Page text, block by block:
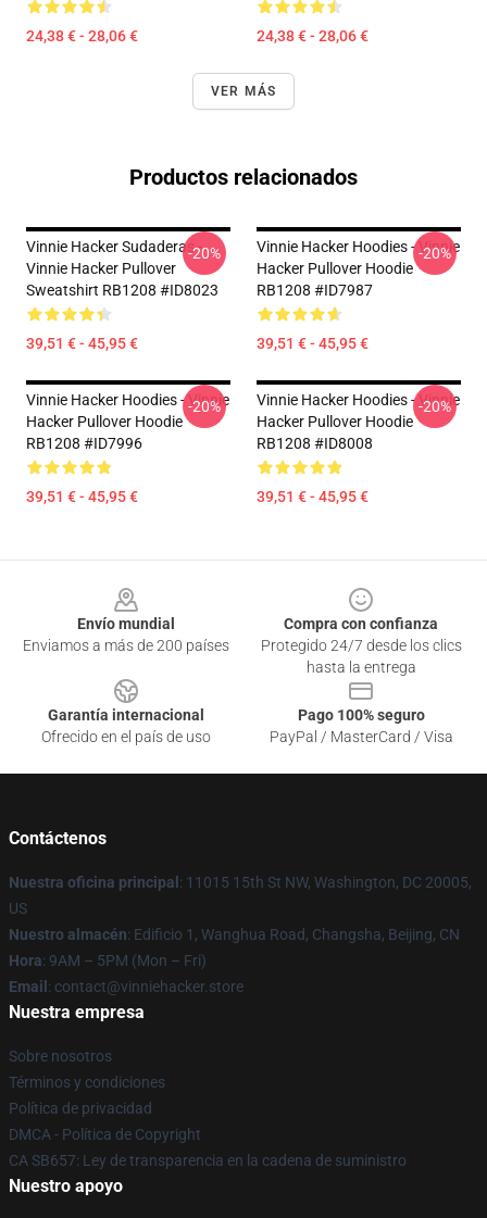
24,38 € - 28,06 € 24,38 € - 28,06 €
VER MÁS
Productos relacionados
Vinnie Hacker Sudaderas -
Vinnie Hacker Pullover
Sweatshirt RB1208 #ID8023
39,51 € - 45,95 €
-20%
Vinnie Hacker Hoodies - Vinnie
Hacker Pullover Hoodie
RB1208 #ID7987
39,51 € - 45,95 €
-20%
Vinnie Hacker Hoodies - Vinnie
Hacker Pullover Hoodie
RB1208 #ID7996
39,51 € - 45,95 €
-20%
Vinnie Hacker Hoodies - Vinnie
Hacker Pullover Hoodie
RB1208 #ID8008
39,51 € - 45,95 €
-20%
Envío mundial
Enviamos a más de 200 países
Compra con confianza
Protegido 24/7 desde los clics
hasta la entrega
Garantía internacional
Ofrecido en el país de uso
Pago 100% seguro
PayPal / MasterCard / Visa
Contáctenos
Nuestra oficina principal : 11015 15th St NW, Washington, DC 20005,
US
Nuestro almacén: Edificio 1, Wanghua Road, Changsha, Beijing, CN
Hora: 9AM – 5PM (Mon – Fri)
Email : contact@vinniehacker.store
Nuestra empresa
Sobre nosotros
Términos y condiciones
Política de privacidad
DMCA - Política de Copyright
CA SB657: Ley de transparencia en la cadena de suministro
Nuestro apoyo